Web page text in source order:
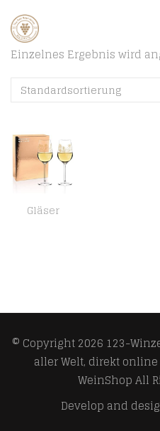
Einzelnes Ergebnis wird
Standardsortierung
Gläser
© Copyright 2026 123-
aller Welt, direkt
WeinShopAll
Develop and